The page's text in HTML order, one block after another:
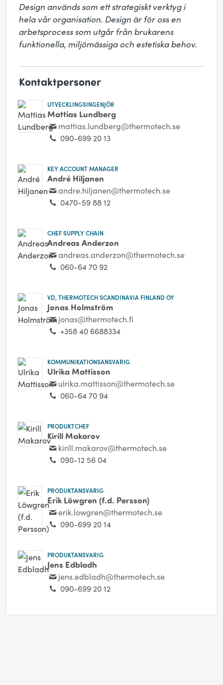
Design används som ett strategiskt verktyg i
hela vår organisation. Design är för oss en
arbetsprocess som utgår från brukarens
funktionella, miljömässiga och estetiska behov.
Kontaktpersoner
UTVECKLINGSINGENJÖR
Mattias Lundberg
mattias.lundberg@thermotech.se
090-699 20 13
KEY ACCOUNT MANAGER
André Hiljanen
andre.hiljanen@thermotech.se
0470-59 88 12
CHEF SUPPLY CHAIN
Andreas Anderzon
andreas.anderzon@thermotech.se
060-64 70 92
VD, THERMOTECH SCANDINAVIA FINLAND OY
Jonas Holmström
jonas@thermotech.fi
+358 40 6688334
KOMMUNIKATIONSANSVARIG
Ulrika Mattisson
ulrika.mattisson@thermotech.se
060-64 70 94
PRODUKTCHEF
Kirill Makarov
kirill.makarov@thermotech.se
090-12 56 04
PRODUKTANSVARIG
Erik Löwgren (f.d. Persson)
erik.lowgren@thermotech.se
090-699 20 14
PRODUKTANSVARIG
Jens Edbladh
jens.edbladh@thermotech.se
090-699 20 12